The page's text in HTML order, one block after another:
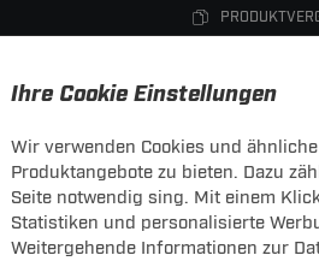
Ihre Cookie Einstellungen
Wir verwenden Cookies und
Produktangebote zu bieten. Dazu
Seite notwendig sing. Mit einem
Statistiken und personalisierte
Weitergehende Informationen zur
DACHTRÄGER